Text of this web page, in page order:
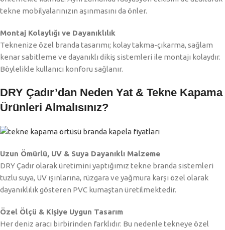
tekne mobilyalarınızın aşınmasını da önler.
Montaj Kolaylığı ve Dayanıklılık
Teknenize özel branda tasarımı; kolay takma-çıkarma, sağlam
kenar sabitleme ve dayanıklı dikiş sistemleri ile montajı kolaydır.
Böylelikle kullanıcı konforu sağlanır.
DRY Çadır’dan Neden Yat & Tekne Kapama
Ürünleri Almalısınız?
Uzun Ömürlü, UV & Suya Dayanıklı Malzeme
DRY Çadır olarak üretimini yaptığımız tekne branda sistemleri
tuzlu suya, UV ışınlarına, rüzgara ve yağmura karşı özel olarak
dayanıklılık gösteren PVC kumaştan üretilmektedir.
Özel Ölçü & Kişiye Uygun Tasarım
Her deniz aracı birbirinden farklıdır. Bu nedenle tekneye özel